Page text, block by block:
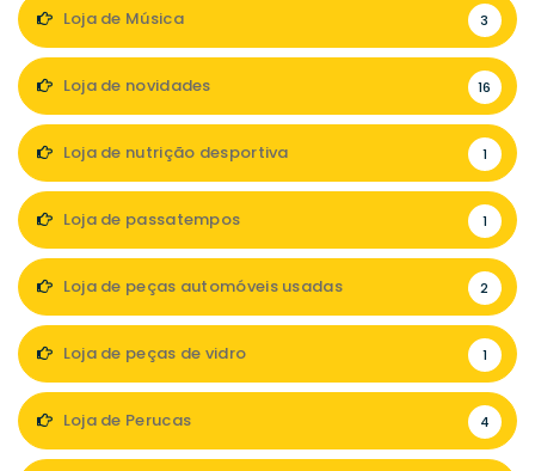
Loja de Música 3
Loja de novidades 16
Loja de nutrição desportiva 1
Loja de passatempos 1
Loja de peças automóveis usadas 2
Loja de peças de vidro 1
Loja de Perucas 4